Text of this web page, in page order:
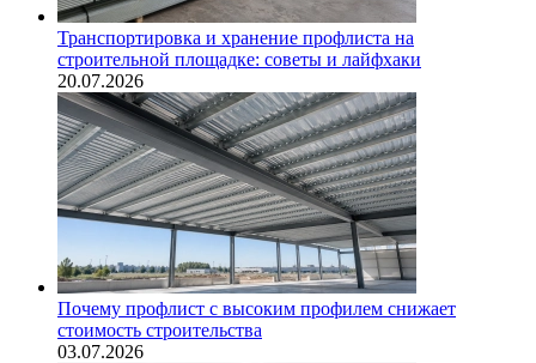
Транспортировка и хранение профлиста на
строительной площадке: советы и лайфхаки
20.07.2026
Почему профлист с высоким профилем снижает
стоимость строительства
03.07.2026